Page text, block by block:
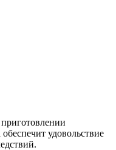
удовольствие